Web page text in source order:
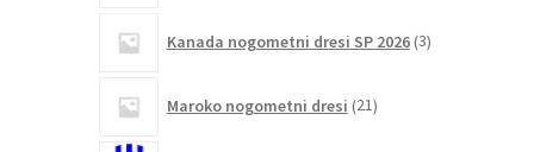
Kanada nogometni dresi SP 2026 3izdelki
Maroko nogometni dresi 21izdelkov